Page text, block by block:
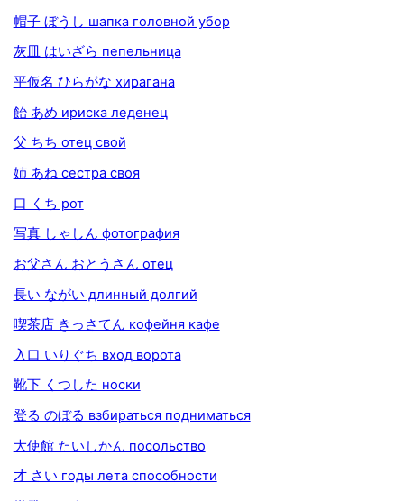
帽子 ぼうし шапка головной убор
灰皿 はいざら пепельница
平仮名 ひらがな хирагана
飴 あめ ириска леденец
父 ちち отец свой
姉 あね сестра своя
口 くち рот
写真 しゃしん фотография
お父さん おとうさん отец
長い ながい длинный долгий
喫茶店 きっさてん кофейня кафе
入口 いりぐち вход ворота
靴下 くつした носки
登る のぼる взбираться подниматься
大使館 たいしかん посольство
才 さい годы лета способности